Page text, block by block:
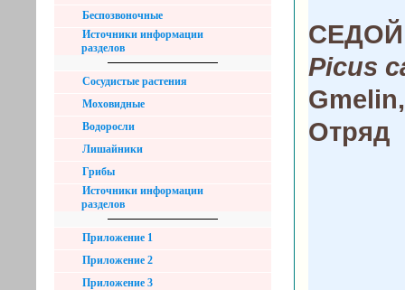
Беспозвоночные
Источники информации
разделов
Сосудистые растения
Моховидные
Водоросли
Лишайники
Грибы
Источники информации
разделов
Приложение 1
Приложение 2
Приложение 3
Picus
Отряд